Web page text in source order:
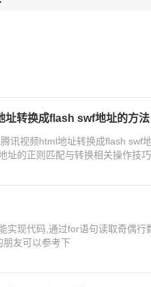
址转换成flash swf地址的方法
讯视频html地址转换成flash swf
址的正则匹配与转换相关操作技
实现代码,通过for语句读取奇偶行
朋友可以参考下